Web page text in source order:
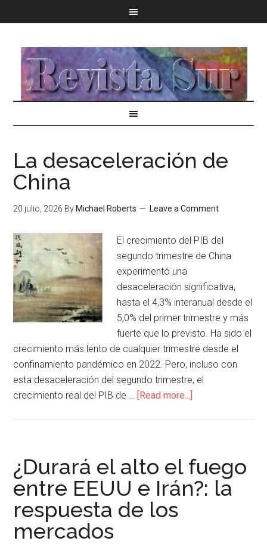
La desaceleración de
China
20 julio, 2026 By Michael Roberts Leave a Comment
El crecimiento del PIB del
segundo trimestre de China
experimentó una
desaceleración significativa,
hasta el 4,3% interanual desde el
5,0% del primer trimestre y más
fuerte que lo previsto. Ha sido el
crecimiento más lento de cualquier trimestre desde el
confinamiento pandémico en 2022. Pero, incluso con
esta desaceleración del segundo trimestre, el
crecimiento real del PIB de … [Read more...]
¿Durará el alto el fuego
entre EEUU e Irán?: la
respuesta de los
mercados